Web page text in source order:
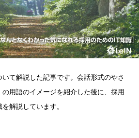
て解説した記事です。会話形式のやさ
の用語のイメージを紹介した後に、採用
解説しています。